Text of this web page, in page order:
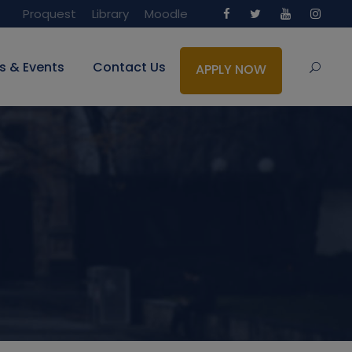
Proquest Library Moodle
& Events Contact Us APPLY NOW